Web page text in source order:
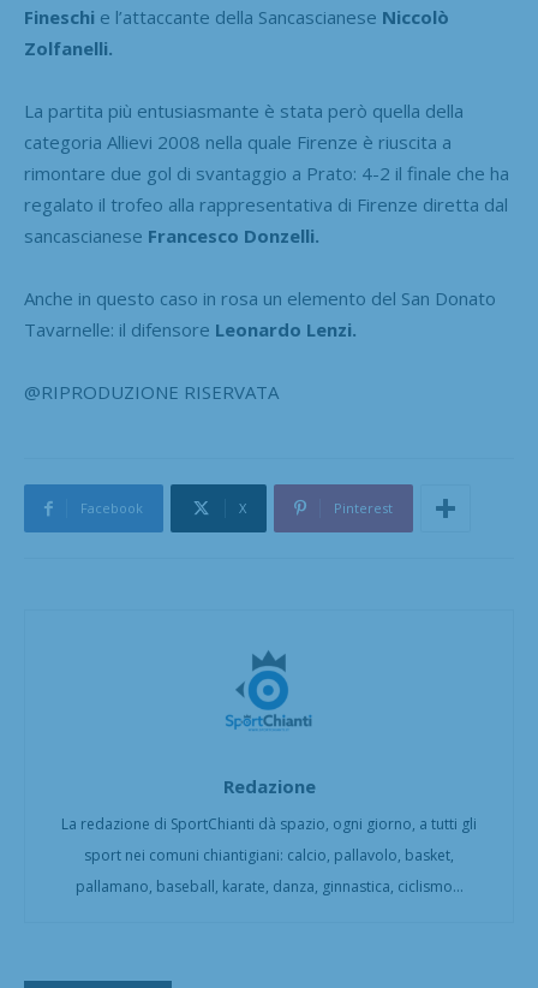
Fineschi e l’attaccante della Sancascianese Niccolò
Zolfanelli.
La partita più entusiasmante è stata però quella della
categoria Allievi 2008 nella quale Firenze è riuscita a
rimontare due gol di svantaggio a Prato: 4-2 il finale che ha
regalato il trofeo alla rappresentativa di Firenze diretta dal
sancascianese Francesco Donzelli.
Anche in questo caso in rosa un elemento del San Donato
Tavarnelle: il difensore Leonardo Lenzi.
@RIPRODUZIONE RISERVATA
Facebook X Pinterest
Redazione
La redazione di SportChianti dà spazio, ogni giorno, a tutti gli
sport nei comuni chiantigiani: calcio, pallavolo, basket,
pallamano, baseball, karate, danza, ginnastica, ciclismo...